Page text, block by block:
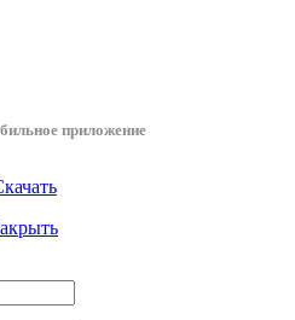
приложение